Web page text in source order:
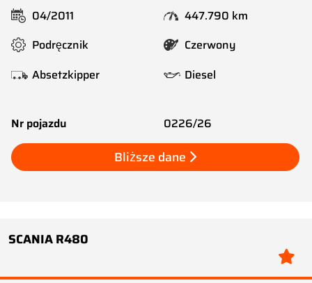
04/2011
447.790 km
Podręcznik
Czerwony
Absetzkipper
Diesel
Nr pojazdu 0226/26
Bliższe dane
SCANIA R480